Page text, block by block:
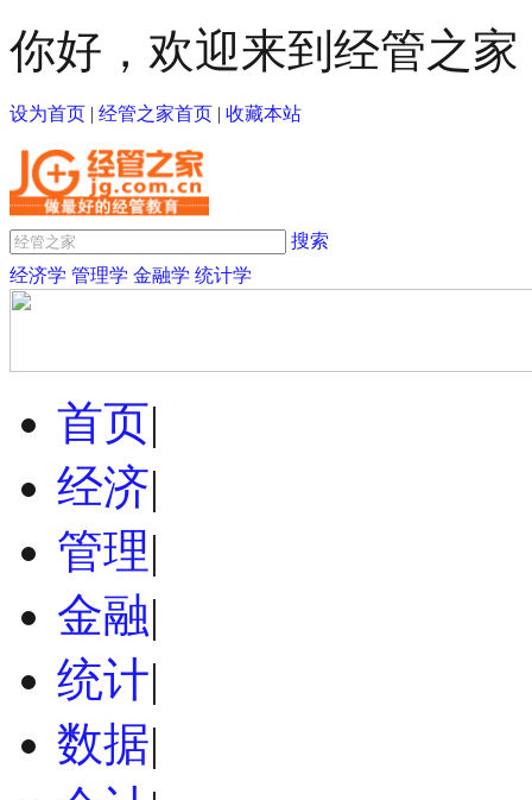
你好，欢迎来到经管之家
设为首页 | 经管之家首页 | 收藏本站
搜索
经济学 管理学 金融学 统计学
首页|
经济|
管理|
金融|
统计|
数据|